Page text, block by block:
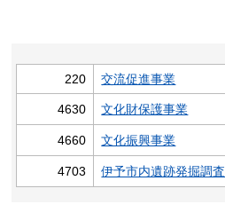
220 交流促進事業
4630 文化財保護事業
4660 文化振興事業
4703 伊予市内遺跡発掘調